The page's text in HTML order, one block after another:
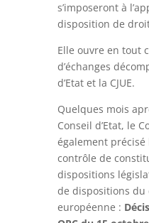
s’imposeront à
disposition de
Elle ouvre en tout
d’échanges
d’Etat et la CJUE.
Quelques mois
Conseil d’Etat, le
également
contrôle de
dispositions
de dispositions du
européenne :